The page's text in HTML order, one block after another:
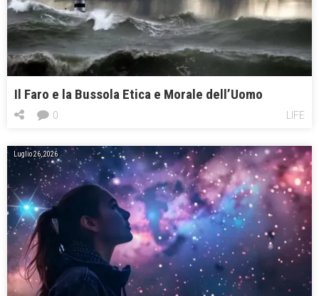
Il Faro e la Bussola Etica e Morale dell’Uomo
LIFE
0
Luglio 26, 2026